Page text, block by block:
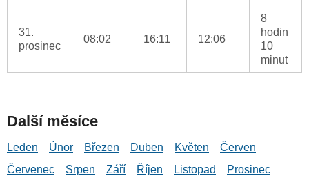
31.
prosinec
08:02 16:11 12:06
8
hodin
10
minut
Další měsíce
Leden Únor Březen Duben Květen
Červen
Červenec
Srpen Září Říjen Listopad Prosinec